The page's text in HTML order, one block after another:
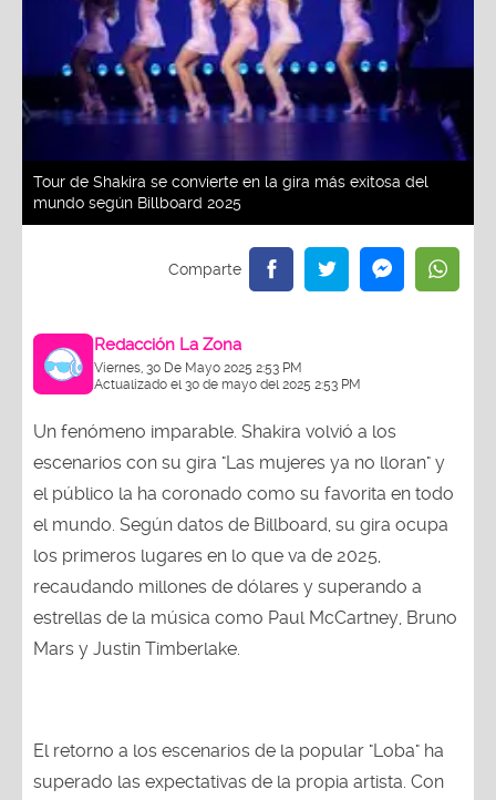
Tour de Shakira se convierte en la gira más exitosa del
mundo según Billboard 2025
Redacción La Zona
Viernes, 30 De Mayo 2025 2:53 PM
Actualizado el 30 de mayo del 2025 2:53 PM
Un fenómeno imparable. Shakira volvió a los
escenarios con su gira "Las mujeres ya no lloran" y
el público la ha coronado como su favorita en todo
el mundo. Según datos de Billboard, su gira ocupa
los primeros lugares en lo que va de 2025,
recaudando millones de dólares y superando a
estrellas de la música como Paul McCartney, Bruno
Mars y Justin Timberlake.
El retorno a los escenarios de la popular "Loba" ha
superado las expectativas de la propia artista. Con